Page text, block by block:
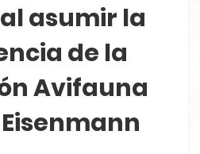
asumir la
de la
Avifauna